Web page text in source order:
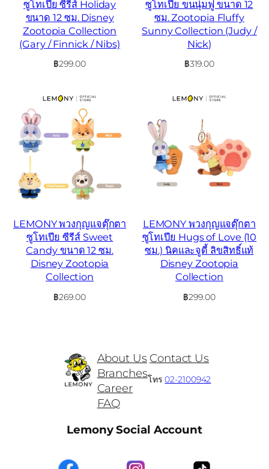
ซูโทเปีย ซีรีส์ Holiday
ขนาด 12 ซม. Disney
Zootopia Collection
(Gary / Finnick / Nibs)
฿299.00
ซูโทเปีย ขนนุ่มฟู ขนาด 12
ซม. Zootopia Fluffy
Sunny Collection (Judy /
Nick)
฿319.00
LEMONY พวงกุญแจตุ๊กตา
ซูโทเปีย ซีรีส์ Sweet
Candy ขนาด 12 ซม.
Disney Zootopia
Collection
฿269.00
LEMONY พวงกุญแจตุ๊กตา
ซูโทเปีย Hugs of Love (10
ซม.) นิคและจูดี้ ลิขสิทธิ์แท้
Disney Zootopia
Collection
฿299.00
About Us
Branches
Career
FAQ
Contact Us
โทร02-2100942
Lemony Social Account